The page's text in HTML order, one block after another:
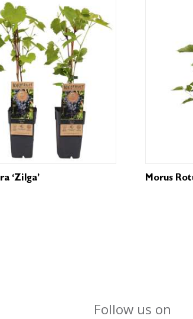
‘Zilga’ Morus
Follow us on